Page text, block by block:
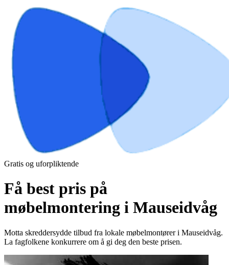
Gratis og uforpliktende
Få best pris på
møbelmontering i Mauseidvåg
Motta skreddersydde tilbud fra lokale møbelmontører i Mauseidvåg.
La fagfolkene konkurrere om å gi deg den beste prisen.